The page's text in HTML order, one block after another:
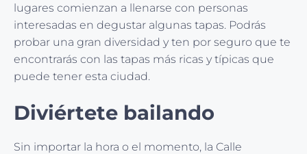
lugares comienzan a llenarse con personas
interesadas en degustar algunas tapas. Podrás
probar una gran diversidad y ten por seguro que te
encontrarás con las tapas más ricas y típicas que
puede tener esta ciudad.
Diviértete bailando
Sin importar la hora o el momento, la Calle